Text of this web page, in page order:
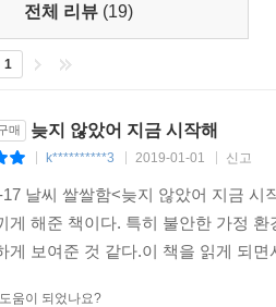
배울 수 있다는 것을 알게 해 주셔서
잘해서 남부럽지 않은 성적으로 명
무엇인지 알게 되었습니다.
는 말은 이런 경우에 쓰는 거라는
전체 리뷰 (19)
1
매 늦지 않았어 지금 시작해
k**********3 2019-01-01 신고
17 날씨 쌀쌀함<늦지 않았어 지금
게 해준 책이다. 특히 불안한 가정
게 보여준 것 같다.이 책을 읽게 되
움이 되었나요?